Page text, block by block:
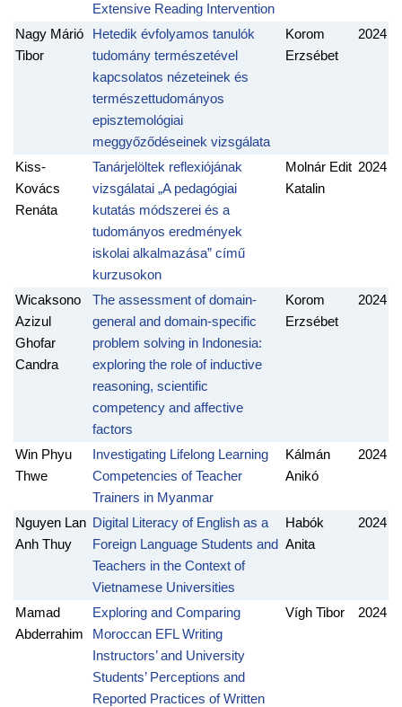
Extensive Reading Intervention
Nagy Márió
Tibor
Hetedik évfolyamos tanulók
tudomány természetével
kapcsolatos nézeteinek és
természettudományos
episztemológiai
meggyőződéseinek vizsgálata
Korom
Erzsébet
2024
Kiss-
Kovács
Renáta
Tanárjelöltek reflexiójának
vizsgálatai „A pedagógiai
kutatás módszerei és a
tudományos eredmények
iskolai alkalmazása” című
kurzusokon
Molnár Edit
Katalin
2024
Wicaksono
Azizul
Ghofar
Candra
The assessment of domain-
general and domain-specific
problem solving in Indonesia:
exploring the role of inductive
reasoning, scientific
competency and affective
factors
Korom
Erzsébet
2024
Win Phyu
Thwe
Investigating Lifelong Learning
Competencies of Teacher
Trainers in Myanmar
Kálmán
Anikó
2024
Nguyen Lan
Anh Thuy
Digital Literacy of English as a
Foreign Language Students and
Teachers in the Context of
Vietnamese Universities
Habók
Anita
2024
Mamad
Abderrahim
Exploring and Comparing
Moroccan EFL Writing
Instructors’ and University
Students’ Perceptions and
Reported Practices of Written
Vígh Tibor 2024